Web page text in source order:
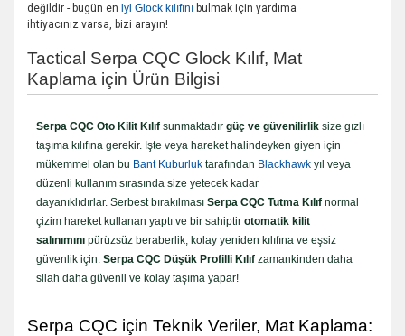
değildir - bugün en iyi Glock kılıfını bulmak için yardıma
ihtiyacınız varsa, bizi arayın!
Tactical Serpa CQC Glock Kılıf, Mat
Kaplama için Ürün Bilgisi
Serpa CQC Oto Kilit Kılıf sunmaktadır güç ve güvenilirlik size gızlı
taşıma kılıfına gerekir. Işte veya hareket halindeyken giyen için
mükemmel olan bu Bant Kuburluk tarafından Blackhawk yıl veya
düzenli kullanım sırasında size yetecek kadar
dayanıklıdırlar. Serbest bırakılması Serpa CQC Tutma Kılıf normal
çizim hareket kullanan yaptı ve bir sahiptir otomatik kilit
salınımını pürüzsüz beraberlik, kolay yeniden kılıfına ve eşsiz
güvenlik için. Serpa CQC Düşük Profilli Kılıf zamankinden daha
silah daha güvenli ve kolay taşıma yapar!
Serpa CQC için Teknik Veriler, Mat Kaplama: